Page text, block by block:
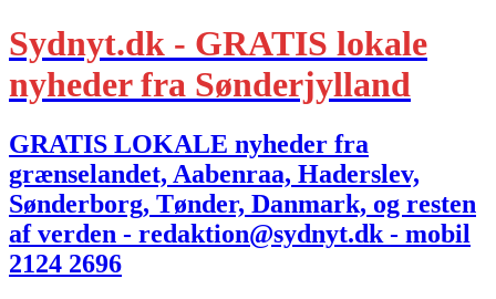
Sydnyt.dk - GRATIS lokale
nyheder fra Sønderjylland
GRATIS LOKALE nyheder fra
grænselandet, Aabenraa, Haderslev,
Sønderborg, Tønder, Danmark, og resten
af verden - redaktion@sydnyt.dk - mobil
2124 2696